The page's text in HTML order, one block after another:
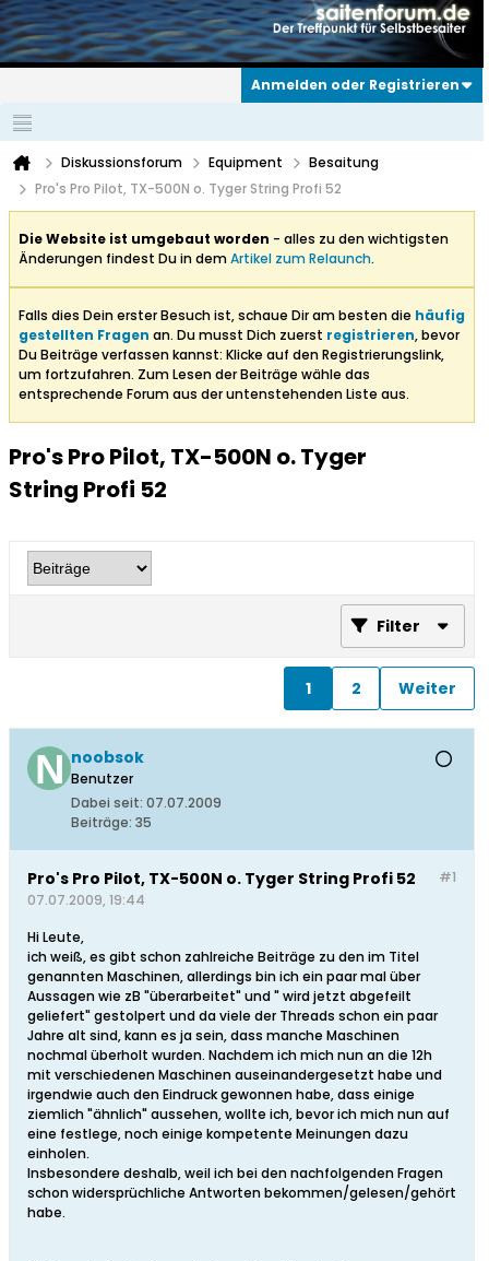
Anmelden oder Registrieren
Diskussionsforum Equipment
Besaitung
Pro's Pro Pilot, TX-500N o. Tyger String Profi 52
Die Website ist umgebaut worden - alles zu den wichtigsten
Änderungen findest Du in demArtikel zum Relaunch.
Falls dies Dein erster Besuch ist, schaue Dir am besten die häufig
gestellten Fragen an. Du musst Dich zuerst registrieren, bevor
Du Beiträge verfassen kannst: Klicke auf den Registrierungslink,
um fortzufahren. Zum Lesen der Beiträge wähle das
entsprechende Forum aus der untenstehenden Liste aus.
Pro's Pro Pilot, TX-500N o. Tyger
String Profi 52
Filter
1 2 Weiter
noobsok
Benutzer
Dabei seit: 07.07.2009
Beiträge: 35
#1
Pro's Pro Pilot, TX-500N o. Tyger String Profi 52
07.07.2009, 19:44
Hi Leute,
ich weiß, es gibt schon zahlreiche Beiträge zu den im Titel
genannten Maschinen, allerdings bin ich ein paar mal über
Aussagen wie zB "überarbeitet" und " wird jetzt abgefeilt
geliefert" gestolpert und da viele der Threads schon ein paar
Jahre alt sind, kann es ja sein, dass manche Maschinen
nochmal überholt wurden. Nachdem ich mich nun an die 12h
mit verschiedenen Maschinen auseinandergesetzt habe und
irgendwie auch den Eindruck gewonnen habe, dass einige
ziemlich "ähnlich" aussehen, wollte ich, bevor ich mich nun auf
eine festlege, noch einige kompetente Meinungen dazu
einholen.
Insbesondere deshalb, weil ich bei den nachfolgenden Fragen
schon widersprüchliche Antworten bekommen/gelesen/gehört
habe.